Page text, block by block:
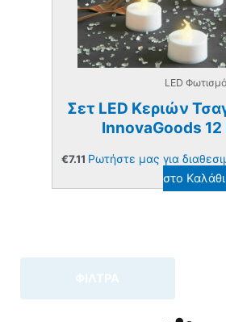
ΦΙΛΤΡΑ
LED
Σετ LED Κεριών
InnovaGoods
€7.11 Ρωτήστε μας για
στο Καλάθι